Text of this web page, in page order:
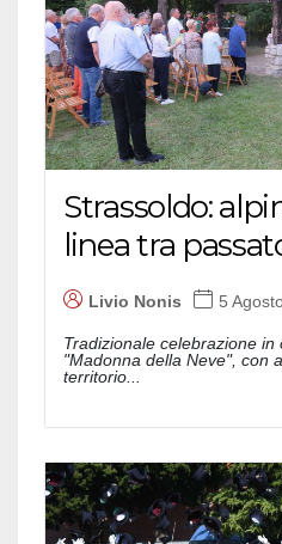
Strassoldo:
linea tra
Livio Nonis 5
Tradizionale celebrazione in
"Madonna della Neve", con
territorio...